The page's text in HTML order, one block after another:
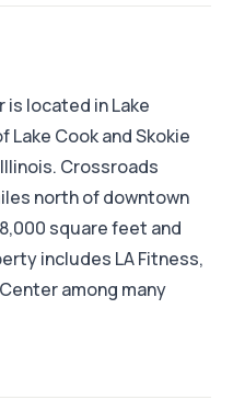
located in Lake
Cook and Skokie
Crossroads
north of downtown
square feet and
includes LA Fitness,
among many